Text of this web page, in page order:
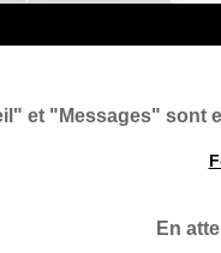
et "Messages" sont
En